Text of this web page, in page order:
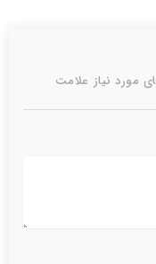
مورد نیاز علامت